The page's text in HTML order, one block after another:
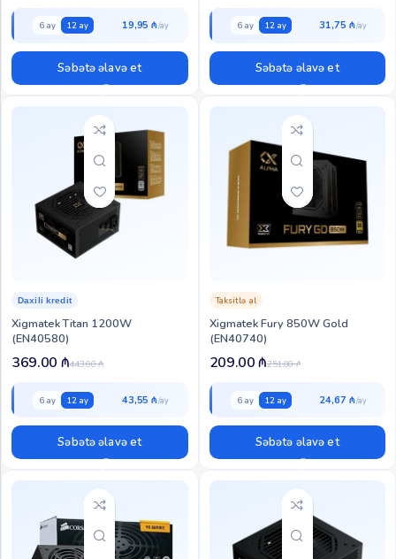
6 ay 12 ay 19,95 ₼
Səbətə əlavə et
6 ay 12 ay 31,75 ₼
Səbətə əlavə et
Xigmatek Titan 1200W
(EN40580)
Daxili kredit
443.00₼
369.00 ₼
6 ay 12 ay 43,55 ₼
Səbətə əlavə et
Xigmatek Fury 850W Gold
(EN40740)
Taksitlə al
251.00₼
209.00₼
6 ay 12 ay 24,67 ₼
Səbətə əlavə et